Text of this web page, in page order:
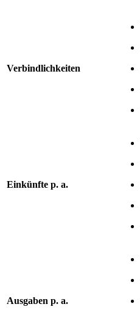
Verbindlichkeiten
Einkünfte p. a.
Ausgaben p. a.